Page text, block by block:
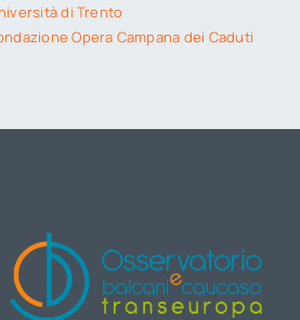
di Trento
Opera Campana dei Caduti